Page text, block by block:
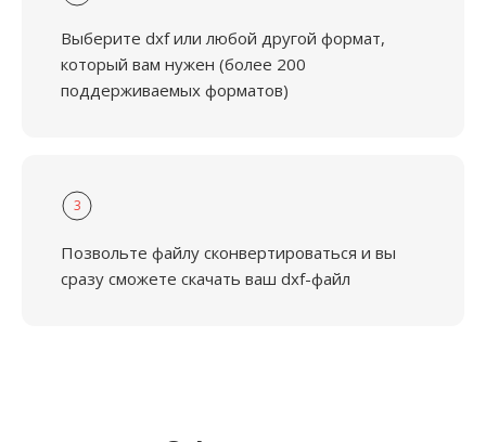
Выберите dxf или любой другой формат,
который вам нужен (более 200
поддерживаемых форматов)
3
Позвольте файлу сконвертироваться и вы
сразу сможете скачать ваш dxf-файл